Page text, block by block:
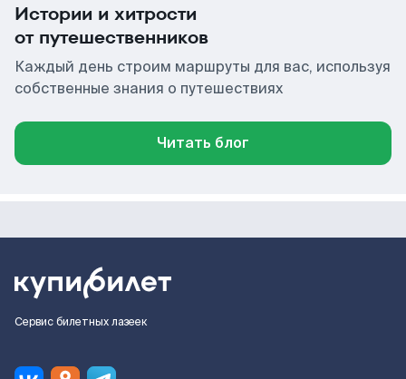
Истории и хитрости
от путешественников
Каждый день строим маршруты для вас, используя
собственные знания о путешествиях
Читать блог
Сервис билетных лазеек